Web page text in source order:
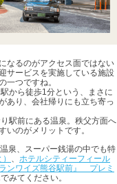
なるのがアクセス面ではない
サービスを実施している施設
一つですね。
から徒歩1分という、まさに
あり、会社帰りにも立ち寄っ
駅前にある温泉。秩父方面へ
いのがメリットです。
泉、スーパー銭湯の中でも特
、 ホテルシティーフィール
ンワイズ熊谷駅前』 プレミ
みてください。